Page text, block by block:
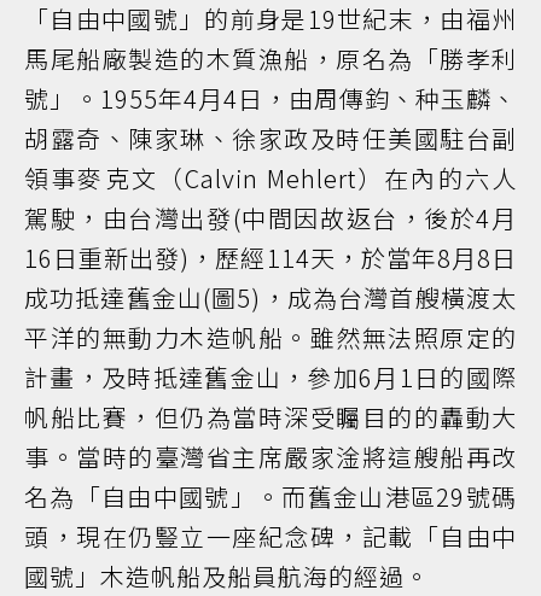
「自由中國號」的前身是19世紀末，由福州
馬尾船廠製造的木質漁船，原名為「勝孝利
號」。1955年4月4日，由周傳鈞、种玉麟、
胡露奇、陳家琳、徐家政及時任美國駐台副
領事麥克文（Calvin Mehlert）在內的六人
駕駛，由台灣出發(中間因故返台，後於4月
16日重新出發)，歷經114天，於當年8月8日
成功抵達舊金山(圖5)，成為台灣首艘橫渡太
平洋的無動力木造帆船。雖然無法照原定的
計畫，及時抵達舊金山，參加6月1日的國際
帆船比賽，但仍為當時深受矚目的的轟動大
事。當時的臺灣省主席嚴家淦將這艘船再改
名為「自由中國號」。而舊金山港區29號碼
頭，現在仍豎立一座紀念碑，記載「自由中
國號」木造帆船及船員航海的經過。